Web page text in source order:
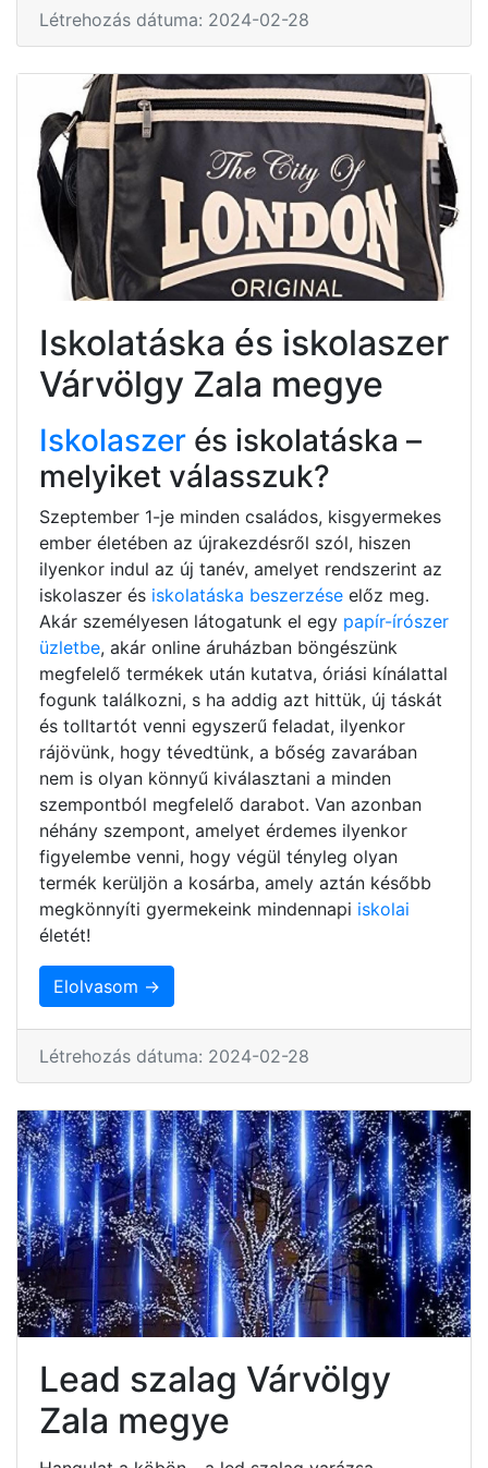
Létrehozás dátuma: 2024-02-28
Iskolatáska és iskolaszer
Várvölgy Zala megye
Iskolaszer és iskolatáska –
melyiket válasszuk?
Szeptember 1-je minden családos, kisgyermekes
ember életében az újrakezdésről szól, hiszen
ilyenkor indul az új tanév, amelyet rendszerint az
iskolaszer és iskolatáska beszerzése előz meg.
Akár személyesen látogatunk el egy papír-írószer
üzletbe, akár online áruházban böngészünk
megfelelő termékek után kutatva, óriási kínálattal
fogunk találkozni, s ha addig azt hittük, új táskát
és tolltartót venni egyszerű feladat, ilyenkor
rájövünk, hogy tévedtünk, a bőség zavarában
nem is olyan könnyű kiválasztani a minden
szempontból megfelelő darabot. Van azonban
néhány szempont, amelyet érdemes ilyenkor
figyelembe venni, hogy végül tényleg olyan
termék kerüljön a kosárba, amely aztán később
megkönnyíti gyermekeink mindennapi iskolai
életét!
Elolvasom →
Létrehozás dátuma: 2024-02-28
Lead szalag Várvölgy
Zala megye